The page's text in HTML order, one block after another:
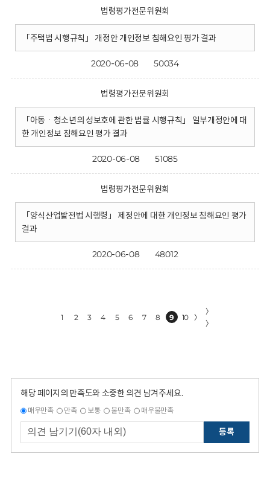
법령평가전문위원회
「주택법 시행규칙」 개정안 개인정보 침해요인 평가 결과
2020-06-08 50034
법령평가전문위원회
「아동ㆍ청소년의 성보호에 관한 법률 시행규칙」 일부개정안에 대
한 개인정보 침해요인 평가 결과
2020-06-08 51085
법령평가전문위원회
「양식산업발전법 시행령」 제정안에 대한 개인정보 침해요인 평가
결과
2020-06-08 48012
1 2 3 4 5 6 7 8 9 10 〉
〉
〉
해당 페이지의 만족도와 소중한 의견 남겨주세요.
매우만족 만족 보통 불만족 매우불만족
등록